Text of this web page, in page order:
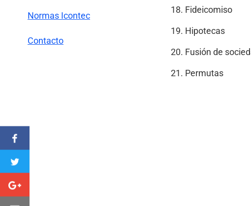
Fideicomiso
Hipotecas
Fusión de
Permutas
Normas Icontec
Contacto